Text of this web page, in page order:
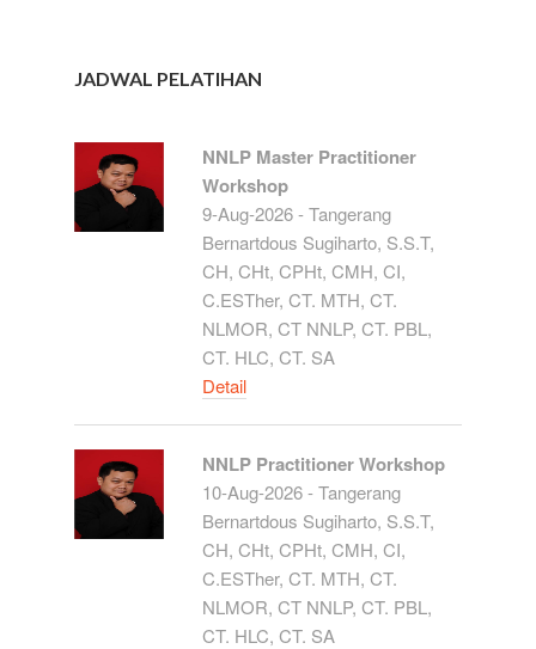
JADWAL PELATIHAN
NNLP Master Practitioner
Workshop
9-Aug-2026 - Tangerang
Bernartdous Sugiharto, S.S.T,
CH, CHt, CPHt, CMH, CI,
C.ESTher, CT. MTH, CT.
NLMOR, CT NNLP, CT. PBL,
CT. HLC, CT. SA
Detail
NNLP Practitioner Workshop
10-Aug-2026 - Tangerang
Bernartdous Sugiharto, S.S.T,
CH, CHt, CPHt, CMH, CI,
C.ESTher, CT. MTH, CT.
NLMOR, CT NNLP, CT. PBL,
CT. HLC, CT. SA